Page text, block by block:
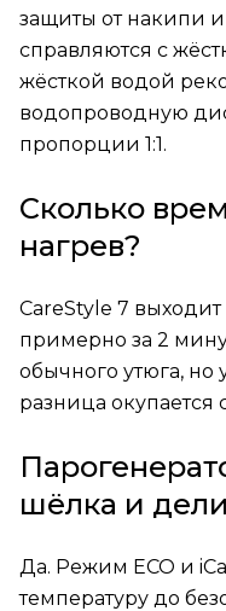
защиты от накипи
справляются с
жёсткой водой
водопроводную
пропорции 1:1.
Сколько
нагрев?
CareStyle 7
примерно за 2
обычного утюга, но
разница окупается
шёлка и
Да. Режим ECO и
температуру до